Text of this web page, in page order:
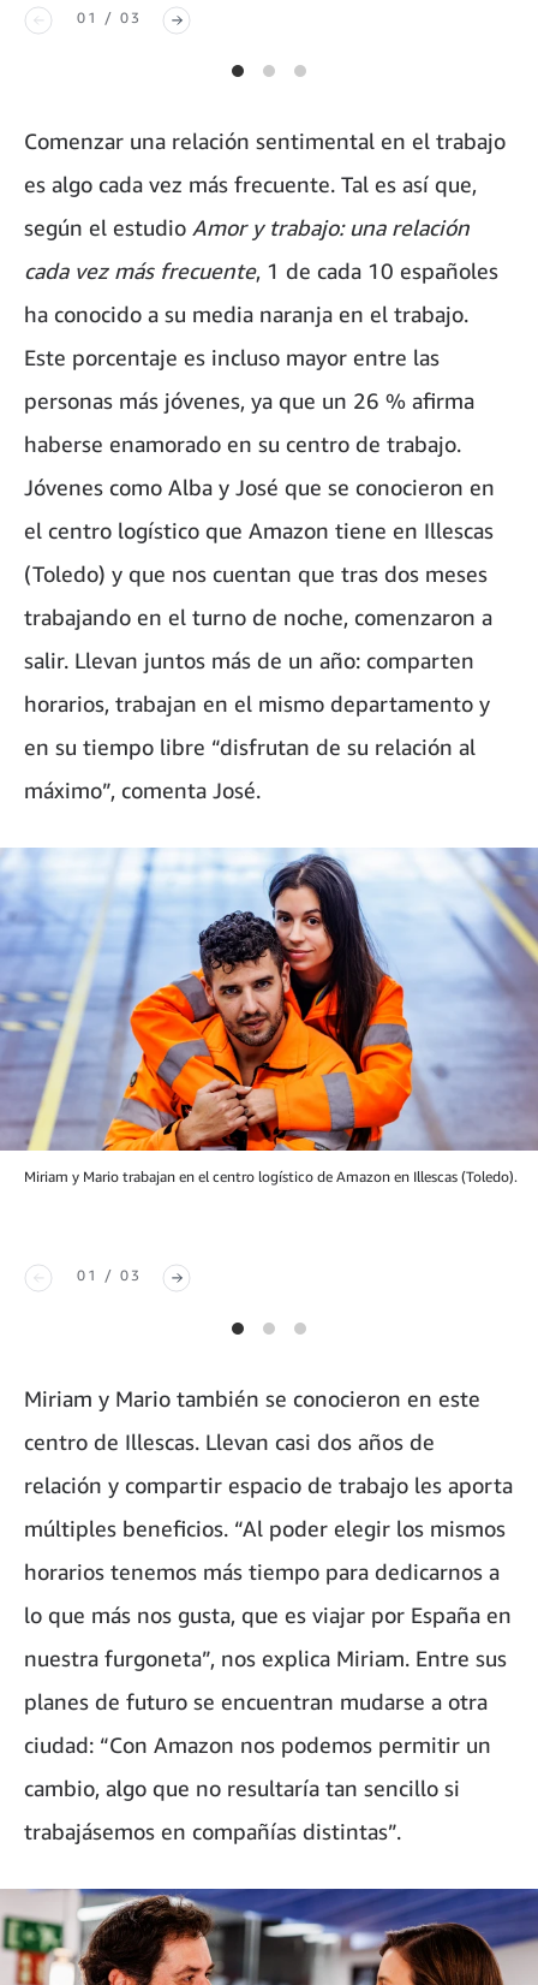
01 / 03
Comenzar una relación sentimental en el trabajo
es algo cada vez más frecuente. Tal es así que,
según el estudio Amor y trabajo: una relación
cada vez más frecuente, 1 de cada 10 españoles
ha conocido a su media naranja en el trabajo.
Este porcentaje es incluso mayor entre las
personas más jóvenes, ya que un 26 % afirma
haberse enamorado en su centro de trabajo.
Jóvenes como Alba y José que se conocieron en
el centro logístico que Amazon tiene en Illescas
(Toledo) y que nos cuentan que tras dos meses
trabajando en el turno de noche, comenzaron a
salir. Llevan juntos más de un año: comparten
horarios, trabajan en el mismo departamento y
en su tiempo libre “disfrutan de su relación al
máximo”, comenta José.
Miriam y Mario trabajan en el centro logístico de Amazon en Illescas (Toledo).
01 / 03
Miriam y Mario también se conocieron en este
centro de Illescas. Llevan casi dos años de
relación y compartir espacio de trabajo les aporta
múltiples beneficios. “Al poder elegir los mismos
horarios tenemos más tiempo para dedicarnos a
lo que más nos gusta, que es viajar por España en
nuestra furgoneta”, nos explica Miriam. Entre sus
planes de futuro se encuentran mudarse a otra
ciudad: “Con Amazon nos podemos permitir un
cambio, algo que no resultaría tan sencillo si
trabajásemos en compañías distintas”.